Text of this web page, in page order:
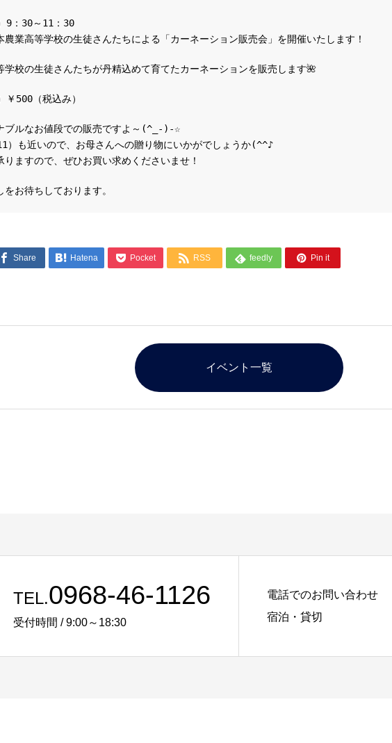
9：30～11：30
農業高等学校の生徒さんたちによる「カーネーション販売会」を開催いたします！
学校の生徒さんたちが丹精込めて育てたカーネーションを販売します🌺
￥500（税込み）
ブルなお値段での販売ですよ～(^_-)-☆
）も近いので、お母さんへの贈り物にいかがでしょうか(^^♪
りますので、ぜひお買い求めくださいませ！
をお待ちしております。
 Share  Hatena  Pocket  RSS  feedly  Pin it
イベント一覧
TEL.0968-46-1126
受付時間 / 9:00～18:30
電話でのお問い合わせ
宿泊・貸切